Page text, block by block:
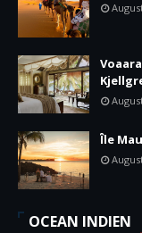
Île
OCEAN INDIEN